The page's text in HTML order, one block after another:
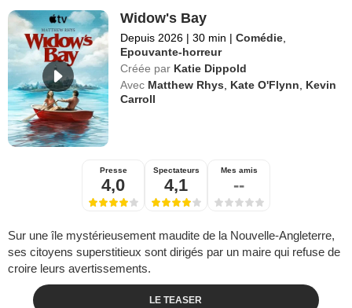
Widow's Bay
Depuis 2026 | 30 min | Comédie
Epouvante-horreur
Créée par Katie Dippold
Avec Matthew Rhys Kate O'Flynn
Kevin
Carroll
Presse
4,0
Spectateurs
4,1
Mes amis
--
Sur une île mystérieusement maudite de la Nouvelle-Angleterre,
ses citoyens superstitieux sont dirigés par un maire qui refuse de
croire leurs avertissements.
LE TEASER